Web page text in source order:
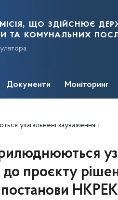
що здійснює
та комунальних
Документи Моніторинг
до проєкту рішення щодо затвердження Змін до постанови НКРЕКП від 26 квітня 2019 року № 641
до проєкту
постанови